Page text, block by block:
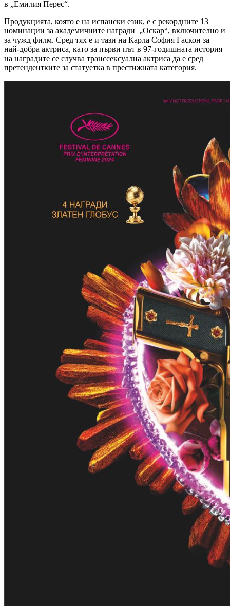
в „Емилия Перес“.
Продукцията, която е на испански език, е с рекордните 13
номинации за академичните награди „Оскар“, включително и
за чужд филм. Сред тях е и тази на Карла София Гаскон за
най-добра актриса, като за първи път в 97-годишната история
на наградите се случва транссексуална актриса да е сред
претендентките за статуетка в престижната категория.